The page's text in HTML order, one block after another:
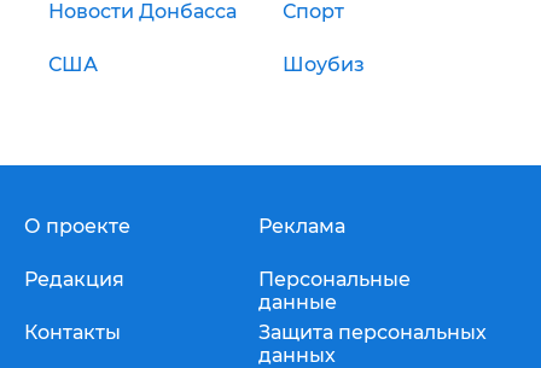
Новости Донбасса Спорт
США Шоубиз
О проекте
Редакция
Контакты
Реклама
Персональные
данные
Защита персональных
данных